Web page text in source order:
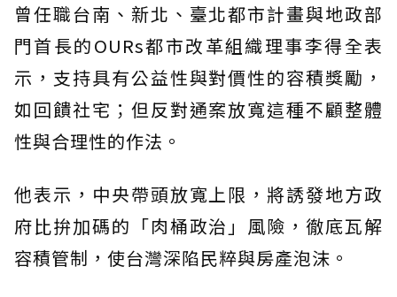
曾任職台南、新北、臺北都市計畫與地政部
門首長的OURs都市改革組織理事李得全表
示，支持具有公益性與對價性的容積獎勵，
如回饋社宅；但反對通案放寬這種不顧整體
性與合理性的作法。
他表示，中央帶頭放寬上限，將誘發地方政
府比拚加碼的「肉桶政治」風險，徹底瓦解
容積管制，使台灣深陷民粹與房產泡沫。